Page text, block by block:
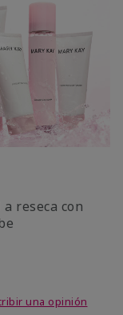
reseca con
una opinión